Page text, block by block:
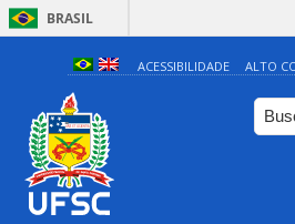
BRASIL
ACESSIBILIDADE ALTO